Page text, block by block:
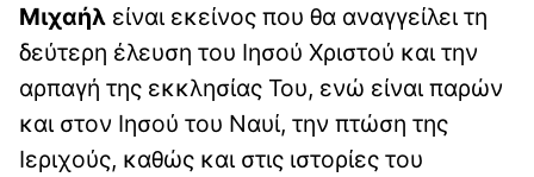
Μιχαήλ είναι εκείνος που θα αναγγείλει τη
δεύτερη έλευση του Ιησού Χριστού και την
αρπαγή της εκκλησίας Του, ενώ είναι παρών
και στον Ιησού του Ναυί, την πτώση της
Ιεριχούς, καθώς και στις ιστορίες του